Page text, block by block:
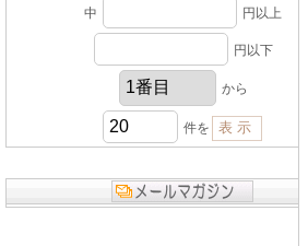
中 円以上
円以下
から
件を